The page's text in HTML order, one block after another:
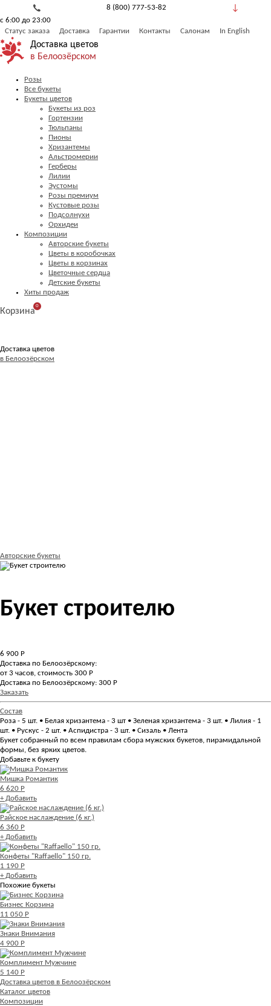
8 (800) 777-53-82
с 6:00 до 23:00
Статус заказа
Доставка Гарантии Контакты Салонам In English
Доставка цветов
в Белоозёрском
Розы
Все букеты
Букеты цветов
Букеты из роз
Гортензии
Тюльпаны
Пионы
Хризантемы
Альстромерии
Герберы
Лилии
Эустомы
Розы премиум
Кустовые розы
Подсолнухи
Орхидеи
Композиции
Авторские букеты
Цветы в коробочках
Цветы в корзинах
Цветочные сердца
Детские букеты
Хиты продаж
Корзина
0
Доставка цветов
в Белоозёрском
Авторские букеты
Букет строителю
6 900 Р
Доставка по Белоозёрскому:
от 3 часов, стоимость 300 Р
Доставка по Белоозёрскому: 300 Р
Заказать
Состав
Роза - 5 шт. • Белая хризантема - 3 шт • Зеленая хризантема - 3 шт. • Лилия - 1
шт. • Рускус - 2 шт. • Аспидистра - 3 шт. • Сизаль • Лента
Букет собранный по всем правилам сбора мужских букетов, пирамидальной
формы, без ярких цветов.
Добавьте к букету
Мишка Романтик
6 620 Р
+ Добавить
Райское наслаждение (6 кг.)
6 360 Р
+ Добавить
Конфеты "Raffaello" 150 гр.
1 190 Р
+ Добавить
Похожие букеты
Бизнес Корзина
11 050 Р
Знаки Внимания
4 900 Р
Комплимент Мужчине
5 140 Р
Доставка цветов в Белоозёрском
Каталог цветов
Композиции